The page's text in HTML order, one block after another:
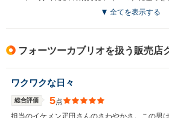
全てを表示する
フォーツーカブリオを扱う販売店
ワクワクな日々
総合評価 5点